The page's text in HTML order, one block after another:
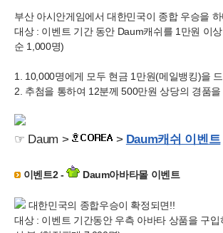
부산 아시안게임에서 대한민국이 종합 우승을
대상 : 이벤트 기간 동안 Daum캐쉬를 1만원 이
순 1,000명)
1. 10,000명에게 모두 현금 1만원(메일뱅킹)을
2. 추첨을 통하여 12분께 500만원 상당의 경품
☞ Daum > > Daum캐쉬 이벤트
이벤트2 - Daum아바타몰 이벤트
대한민국의 종합우승이 확정되면!!
대상 : 이벤트 기간동안 우측 아바타 상품을 구입